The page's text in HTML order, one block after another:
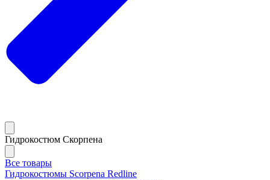
Гидрокостюм Скорпена
Все товары
Гидрокостюмы Scorpena Redline